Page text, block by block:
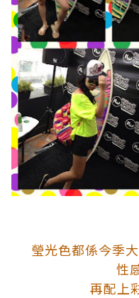
瑩光色都係今季
性
再配上